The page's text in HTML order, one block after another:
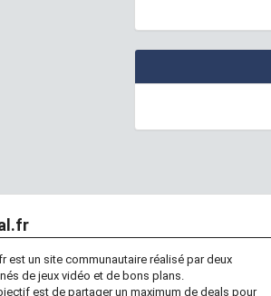
est un site communautaire réalisé par deux
de jeux vidéo et de bons plans.
est de partager un maximum de deals pour